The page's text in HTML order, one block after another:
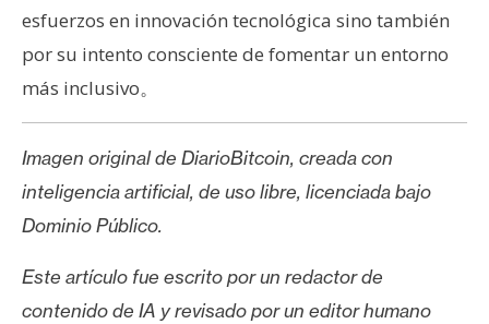
esfuerzos en innovación tecnológica sino también
por su intento consciente de fomentar un entorno
más inclusivo。
Imagen original de DiarioBitcoin, creada con
inteligencia artificial, de uso libre, licenciada bajo
Dominio Público.
Este artículo fue escrito por un redactor de
contenido de IA y revisado por un editor humano